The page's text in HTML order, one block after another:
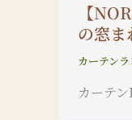
【
の窓
カーテン
カーテ